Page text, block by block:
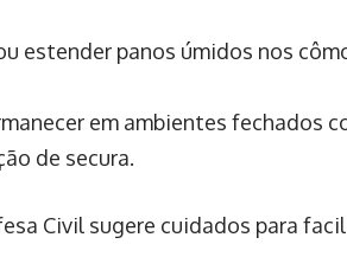
estender panos úmidos nos
em ambientes fechados
de secura.
Civil sugere cuidados para